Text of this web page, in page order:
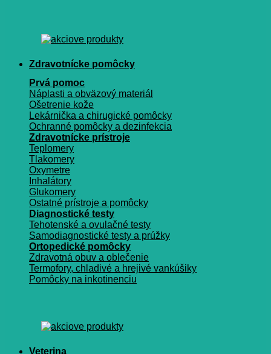
Zdravotnícke pomôcky
Prvá pomoc
Náplasti a obväzový materiál
Ošetrenie kože
Lekárnička a chirugické pomôcky
Ochranné pomôcky a dezinfekcia
Zdravotnícke prístroje
Teplomery
Tlakomery
Oxymetre
Inhalátory
Glukomery
Ostatné prístroje a pomôcky
Diagnostické testy
Tehotenské a ovulačné testy
Samodiagnostické testy a prúžky
Ortopedické pomôcky
Zdravotná obuv a oblečenie
Termofory, chladivé a hrejivé vankúšiky
Pomôcky na inkotinenciu
Veterina